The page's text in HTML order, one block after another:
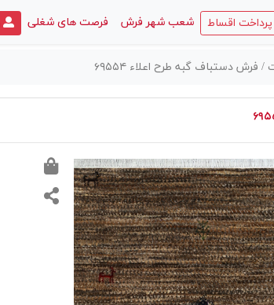
پرداخت اقساط شعب شهر فرش فرصت های شغلی
/ فرش دستباف گبه طرح اعلاء ۶۹۵۵۴